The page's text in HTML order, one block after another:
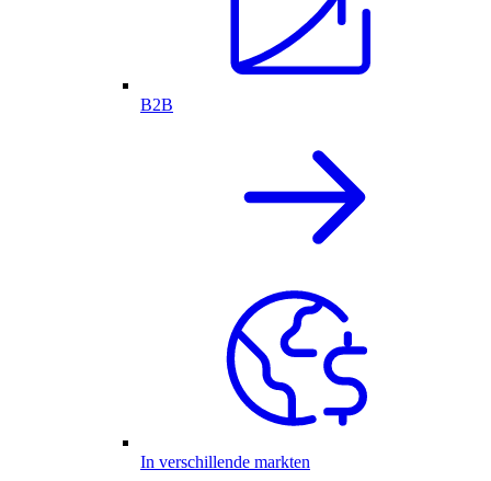
B2B
In verschillende markten